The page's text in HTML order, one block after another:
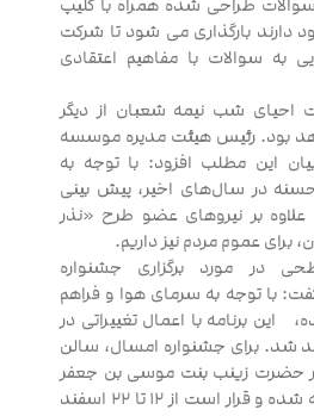
طراحی شده همراه با کلیپ
دارند بارگذاری می شود تا شرکت
به سوالات با مفاهیم اعتقادی
احیای شب نیمه شعبان از دیگر
بود. رئیس هیئت مدیره موسسه
این مطلب افزود: با توجه به
در سال‌های اخیر، پیش بینی
علاوه بر نیروهای عضو طرح «نذر
برای عموم مردم نیز داریم.
در مورد برگزاری جشنواره
با توجه به سرمای هوا و فراهم
برنامه با اعمال تغییراتی در
شد. برای جشنواره امسال، سالن
حضرت زینب بنت موسی بن جعفر
علیها سلام در نظر گرفته شده و قرار است از ۱۲ تا ۲۲ اسفند